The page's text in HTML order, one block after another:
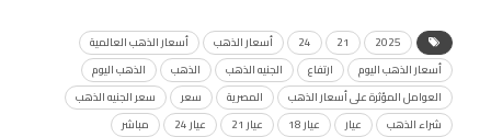
2025
21
24 أسعار الذهب
أسعار الذهب العالمية
أسعار الذهب اليوم
ارتفاع الجنيه الذهب الذهب
الذهب اليوم
العوامل المؤثرة على أسعار الذهب
المصرية سعر
سعر الجنيه الذهب
شراء الذهب
عيار عيار 18 عيار 21 عيار 24
مباشر